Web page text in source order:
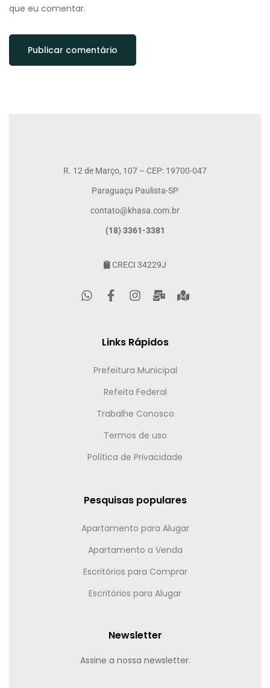
que eu comentar.
R. 12 de Março, 107 – CEP: 19700-047
Paraguaçu Paulista-SP
contato@khasa.com.br
(18) 3361-3381
CRECI 34229J
Links Rápidos
Prefeitura Municipal
Refeita Federal
Trabalhe Conosco
Termos de uso
Política de Privacidade
Pesquisas populares
Apartamento para Alugar
Apartamento a Venda
Escritórios para Comprar
Escritórios para Alugar
Newsletter
Assine a nossa newsletter.